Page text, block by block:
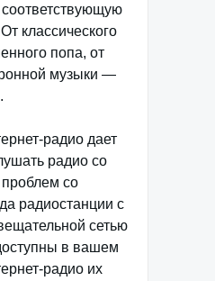
классического
попа, от
музыки —
радио дает
радио со
со
радиостанции с
сетью
в вашем
радио их